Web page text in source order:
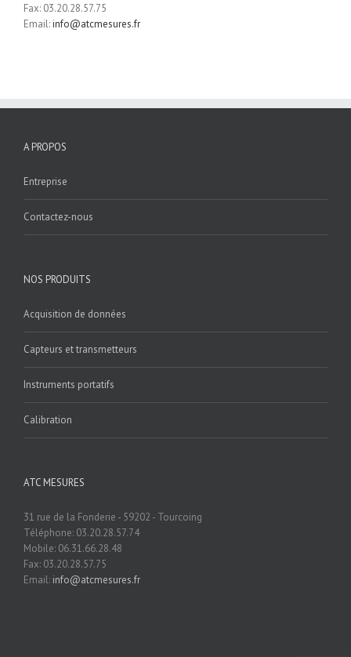
Fax: 03.20.28.57.75
Email:info@atcmesures.fr
A PROPOS
Entreprise
Contactez-nous
NOS PRODUITS
Acquisition de données
Capteurs et transmetteurs
Instruments portatifs
Calibration
ATC MESURES
31 rue de la Fonderie - 59202 - Tourcoing
Téléphone: 03.20.28.57.74
Mobile: 06.31.66.28.48
Fax: 03.20.28.57.75
Email: info@atcmesures.fr